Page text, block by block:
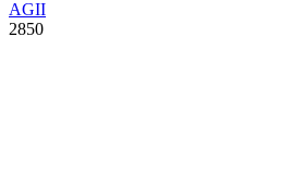
AGII
2850